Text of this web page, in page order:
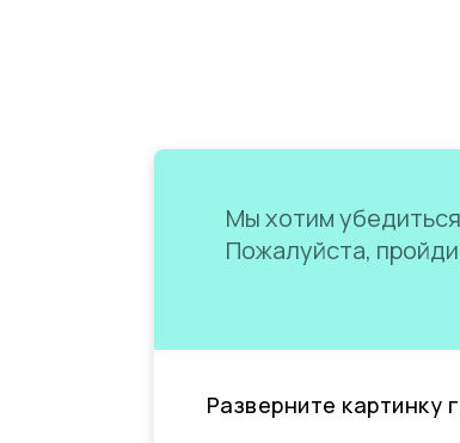
Мы хотим
Пожалуйста,
Разверните картинку